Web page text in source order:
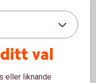
vill fortsätta få din
7-19 samt helger 12-
val
eller liknande